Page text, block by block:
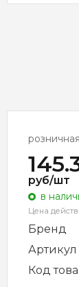
руб/шт
в
Цена
Бренд
Артикул
Код